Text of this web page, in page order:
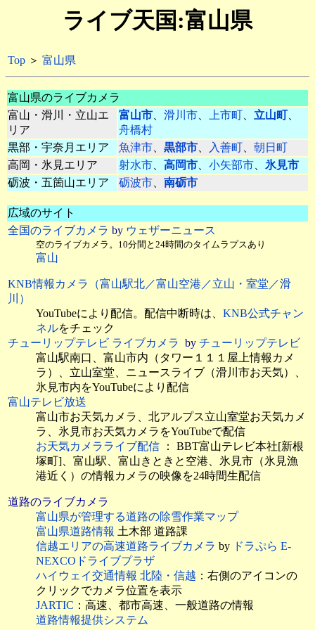
ライブ天国:富山県
Top ＞ 富山県
富山県のライブカメラ
富山・滑川・立山エ
リア
富山市、 滑川市、 上市町、 立山町、
舟橋村
黒部・宇奈月エリア
魚津市、 黒部市、 入善町、 朝日町
高岡・氷見エリア
射水市、 高岡市、 小矢部市、 氷見市
砺波・五箇山エリア
砺波市、 南砺市
広域のサイト
全国のライブカメラ by ウェザーニュース
空のライブカメラ。10分間と24時間のタイムラプスあり
富山
KNB情報カメラ（富山駅北／富山空港／立山・室堂／滑
川）
YouTubeにより配信。配信中断時は、 KNB公式チャン
ネルをチェック
チューリップテレビ ライブカメラ
byチューリップテレ
富山駅南口、富山市内（タワー１１１屋上情報カメ
ラ）、立山室堂、ニュースライブ（滑川市お天気）、
氷見市内をYouTubeにより配信
富山テレビ放送
富山市お天気カメラ、北アルプス立山室堂お天気カメ
ラ、氷見市お天気カメラをYouTubeで配信
お天気カメラライブ配信
： BBT富山テレビ本社[新
根塚町]、富山駅、富山きときと空港、氷見市（氷見
漁港近く）の情報カメラの映像を24時間生配信
道路のライブカメラ
富山県が管理する道路の除雪作業マップ
富山県道路情報土木部 道路課
信越エリアの高速道路ライブカメラ
NEXCOドライブプラザ
ハイウェイ交通情報 北陸・信越
クリックでカメラ位置を表示
JARTIC：高速、都市高速、一般道路の情報